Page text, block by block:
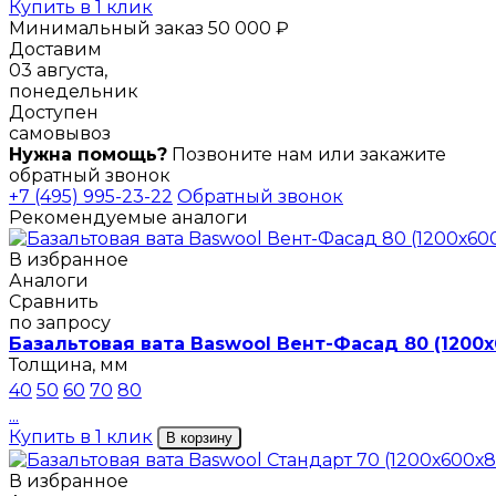
Купить в 1 клик
Минимальный заказ 50 000 ₽
Доставим
03 августа,
понедельник
Доступен
самовывоз
Нужна помощь? Позвоните нам или закажите
обратный звонок
+7 (495) 995-23-22 Обратный звонок
Рекомендуемые аналоги
В избранное
Аналоги
Сравнить
по запросу
Базальтовая вата Baswool Вент-Фасад 80
Толщина, мм
40 50 60 70 80
...
Купить в 1 клик
В корзину
В избранное